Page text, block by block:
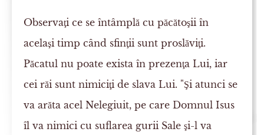
Observaţi ce se întâmplă cu păcătoşii în
acelaşi timp când sfinţii sunt proslăviţi.
Păcatul nu poate exista în prezenţa Lui, iar
cei răi sunt nimiciţi de slava Lui. "Şi atunci se
va arăta acel Nelegiuit, pe care Domnul Isus
îl va nimici cu suflarea gurii Sale şi-l va